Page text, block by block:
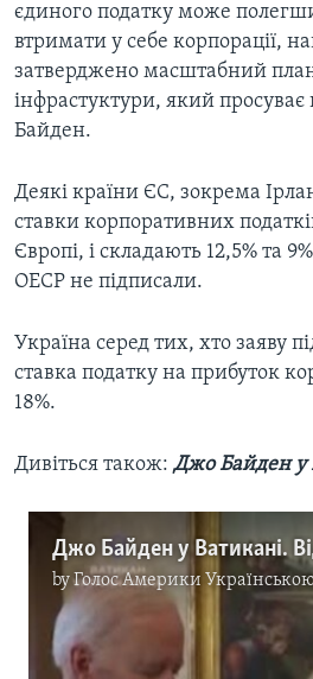
єдиного податку може
втримати у себе корпорації,
затверджено масштабний
інфрастуктури, який
Байден.
Деякі країни ЄС, зокрема
ставки корпоративних
Європі, і складають 12,5% та
ОЕСР не підписали.
Україна серед тих, хто заяву
ставка податку на прибуток
18%.
Дивіться також: Джо Байден у
Джо Байден у Ватикані.
byГолос Америки